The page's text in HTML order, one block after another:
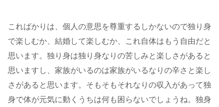
こればかりは、個人の意思を尊重するしかないので独り身
で楽しむか、結婚して楽しむか、これ自体はもう自由だと
思います。独り身は独り身なりの苦しみと楽しさがあると
思いますし、家族がいるのは家族がいるなりの辛さと楽し
さがあると思います。そもそもそれなりの収入があって独
身で体が元気に動くうちは何も困らないでしょうね。独身